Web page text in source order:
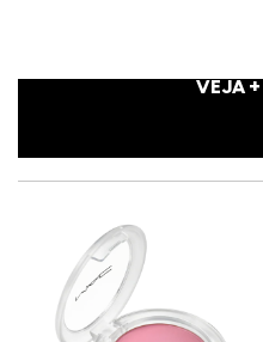
VEJA +